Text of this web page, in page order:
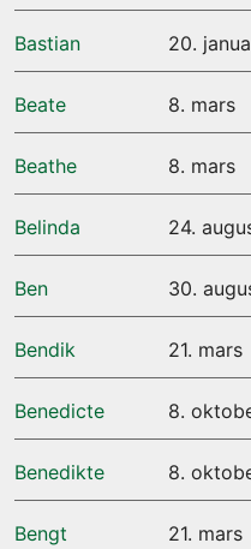
Bastian 20.
Beate 8. mars
Beathe 8. mars
Belinda 24.
Ben 30.
Bendik 21. mars
Benedicte 8.
Benedikte 8.
Bengt 21. mars